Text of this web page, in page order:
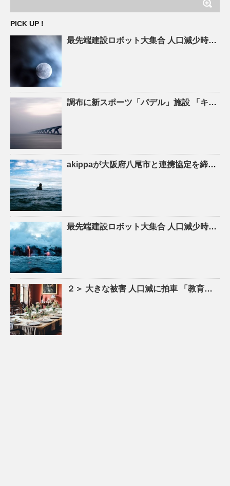
PICK UP !
最先端建設ロボット大集合 人口 減少時代の建設現場を救え! – ASCII.jp
調布に新スポーツ「パデル」施設 「キャプテン翼」高橋陽一さん手がける – 調布経済新聞
akippaが大阪府八尾市と連携協定を締結！駐車場シェアを活かしたにぎわいの創出と関係
最先端建設ロボット大集合 人口 減少時代の建設現場を救え！ – YouTube
２＞ 大きな被害 人口 減に拍車 「教育のまち」で移住促進｜特集 – 苫小牧民報